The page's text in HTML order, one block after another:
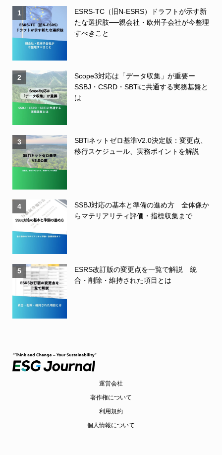
1
ESRS-TC（旧N-ESRS）ドラフトが示す新
たな選択肢──親会社・欧州子会社が今整理
すべきこと
2
Scope3対応は「データ収集」が重要ー
SSBJ・CSRD・SBTiに共通する実務基盤と
は
3
SBTiネットゼロ基準V2.0決定版：変更点、
移行スケジュール、実務ポイントを解説
4
SSBJ対応の基本と準備の進め方 全体像か
らマテリアリティ評価・指標収集まで
5
ESRS改訂版の変更点を一覧で解説 統
合・削除・維持された項目とは
運営会社
著作権について
利用規約
個人情報について